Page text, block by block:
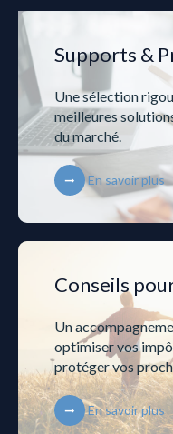
Supports &
Une sélection
meilleures
du marché.
En savoir plus
Conseils
Un
optimiser vos
protéger vos
En savoir plus